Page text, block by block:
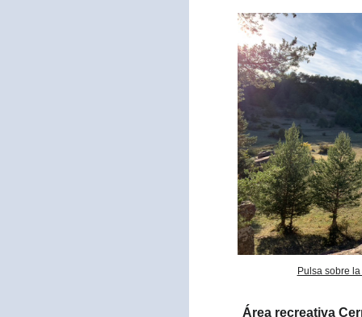
Pulsa sobre
Área recreativa